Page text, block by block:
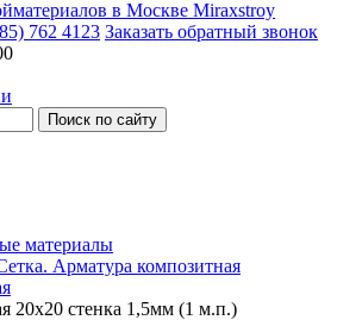
в Москве Miraxstroy
762 4123 Заказать обратный звонок
Поиск по сайту
материалы
Арматура композитная
20х20 стенка 1,5мм (1 м.п.)